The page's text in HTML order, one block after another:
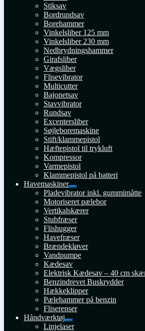
Stiksav
Bordrundsav
Borehammer
Vinkelsliber 125 mm
Vinkelsliber 230 mm
Nedbrydningshammer
Girafsliber
Vægsliber
Flisevibrator
Multicutter
Bajonetsav
Stavvibrator
Rundsav
Excentersliber
Søjleboremaskine
Stift/klammepistol
Hæftepistol til trykluft
Kompressor
Varmepistol
Klammepistol på batteri
Havemaskiner
Udfold
undermenu
Pladevibrator inkl. gummimåtte
Motoriseret pælebor
Vertikalskærer
Stubfræser
Flishugger
Havefræser
Brændekløver
Vandpumpe
Kædesav
Elektrisk Kædesav – 40 cm
Benzindrevet Buskrydder
Hækkeklipper
Pælehammer på benzin
Fliserenser
Håndværktøj
Udfold
Linjelaser